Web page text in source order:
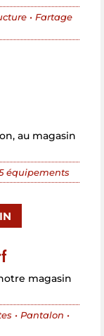
• Fartage
au magasin
équipements
magasin
• Pantalon •